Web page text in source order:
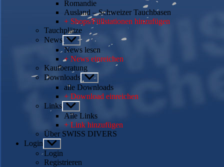
Romandie
Ausland – Schweizer Tauchbasen
+ Shops/Füllstationen hinzufügen
Tauchplätze
News Untermenü
anzeigen
News lesen
+ News einreichen
Kaufberatung
Downloads Untermenü
anzeigen
alle Downloads
+ Download einreichen
Links Untermenü
anzeigen
Alle Links
+ Link hinzufügen
Über SWISS DIVERS
Login Untermenü
anzeigen
Login
Registrieren